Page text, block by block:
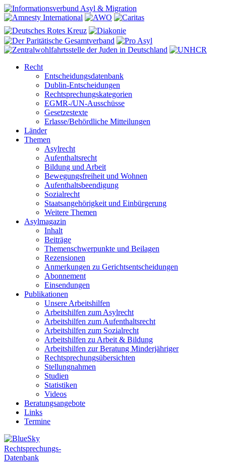
Recht
Entscheidungsdatenbank
Dublin-Entscheidungen
Rechtsprechungskategorien
EGMR-/UN-Ausschüsse
Gesetzestexte
Erlasse/Behördliche Mitteilungen
Länder
Themen
Asylrecht
Aufenthaltsrecht
Bildung und Arbeit
Bewegungsfreiheit und Wohnen
Aufenthaltsbeendigung
Sozialrecht
Staatsangehörigkeit und Einbürgerung
Weitere Themen
Asylmagazin
Inhalt
Beiträge
Themenschwerpunkte und Beilagen
Rezensionen
Anmerkungen zu Gerichtsentscheidungen
Abonnement
Einsendungen
Publikationen
Unsere Arbeitshilfen
Arbeitshilfen zum Asylrecht
Arbeitshilfen zum Aufenthaltsrecht
Arbeitshilfen zum Sozialrecht
Arbeitshilfen zu Arbeit & Bildung
Arbeitshilfen zur Beratung Minderjähriger
Rechtsprechungsübersichten
Stellungnahmen
Studien
Statistiken
Videos
Beratungsangebote
Links
Termine
Rechtsprechungs-
Datenbank